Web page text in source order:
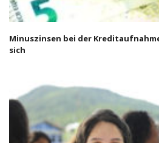
Minuszinsen bei der
sich